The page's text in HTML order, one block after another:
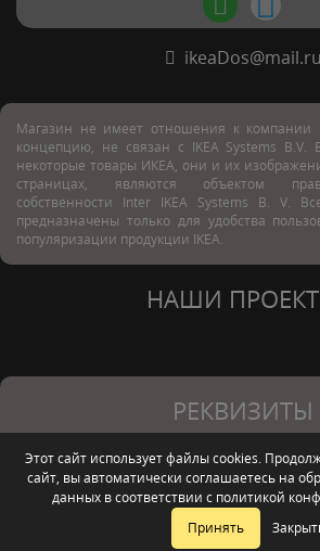
ikeaDos@mail.ru
Магазин не имеет отношения к компании
концепцию, не связан с IKEA Systems B.V.
некоторые товары ИКЕА, они и их
страницах, являются объектом прав
собственности Inter IKEA Systems B. V.
предназначены только для удобства
популяризации продукции IKEA.
НАШИ
РЕКВИЗИТЫ
"Мебель
Маркет"
ИНН/КПП
9200023690/920001001
ОГРН
Этот сайт использует файлы cookies.
сайт, вы автоматически соглашаетесь на
данных в соответствии с политикой
Принять